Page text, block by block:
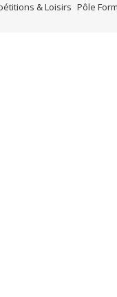
& Loisirs Pôle